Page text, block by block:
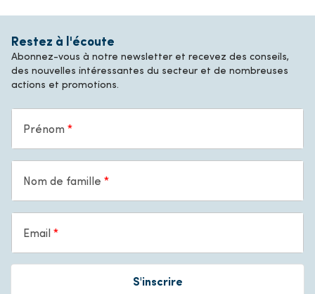
Restez à l'écoute
Abonnez-vous à notre newsletter et recevez des conseils,
des nouvelles intéressantes du secteur et de nombreuses
actions et promotions.
Prénom
Nom de famille
Email
S'inscrire